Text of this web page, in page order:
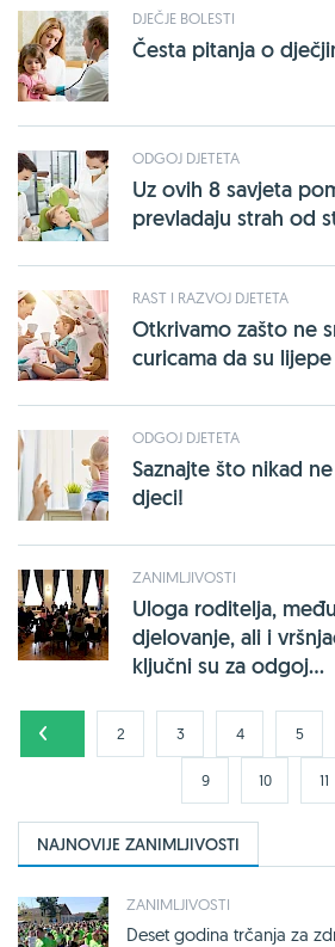
DJEČJE BOLESTI
Česta pitanja o
ODGOJ DJETETA
Uz ovih 8 savjeta
prevladaju strah od
RAST I RAZVOJ DJETETA
Otkrivamo zašto ne
curicama da su lijepe
ODGOJ DJETETA
Saznajte što nikad
djeci!
ZANIMLJIVOSTI
Uloga roditelja,
djelovanje, ali i
ključni su za odgoj...
2 3 4 5
9 10 11
NAJNOVIJE ZANIMLJIVOSTI
ZANIMLJIVOSTI
Deset godina trčanja za